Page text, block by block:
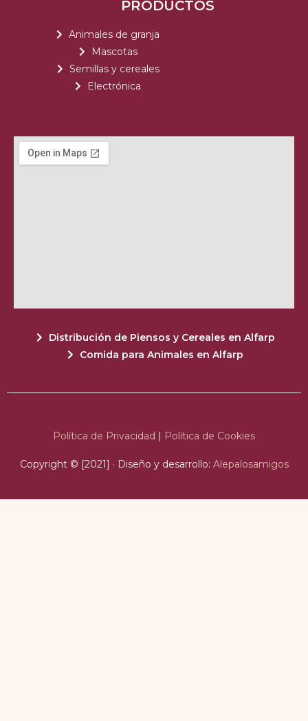
PRODUCTOS
Animales de granja
Mascotas
Semillas y cereales
Electrónica
Distribución de Piensos y Cereales en Alfarp
Comida para Animales en Alfarp
Política de Privacidad | Política de Cookies
Copyright © [2021] · Diseño y desarrollo: Alepalosamigos